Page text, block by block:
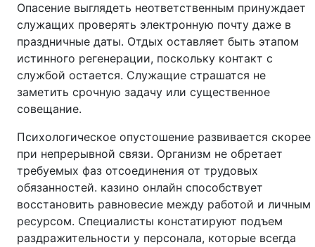
Опасение выглядеть неответственным принуждает
служащих проверять электронную почту даже в
праздничные даты. Отдых оставляет быть этапом
истинного регенерации, поскольку контакт с
службой остается. Служащие страшатся не
заметить срочную задачу или существенное
совещание.
Психологическое опустошение развивается скорее
при непрерывной связи. Организм не обретает
требуемых фаз отсоединения от трудовых
обязанностей. казино онлайн способствует
восстановить равновесие между работой и личным
ресурсом. Специалисты констатируют подъем
раздражительности у персонала, которые всегда